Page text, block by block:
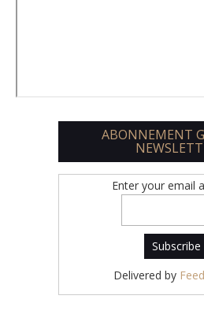
ABONNEMENT
Enter your email
Delivered by